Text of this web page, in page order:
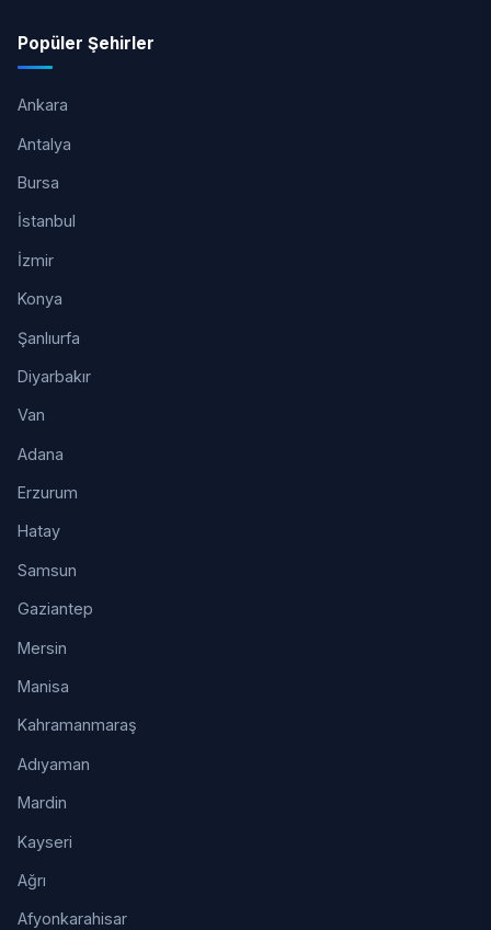
Popüler Şehirler
Ankara
Antalya
Bursa
İstanbul
İzmir
Konya
Şanlıurfa
Diyarbakır
Van
Adana
Erzurum
Hatay
Samsun
Gaziantep
Mersin
Manisa
Kahramanmaraş
Adıyaman
Mardin
Kayseri
Ağrı
Afyonkarahisar